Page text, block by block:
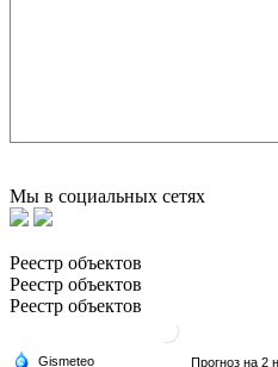
Мы в социальных сетях
Реестр объектов
Реестр объектов
Реестр объектов